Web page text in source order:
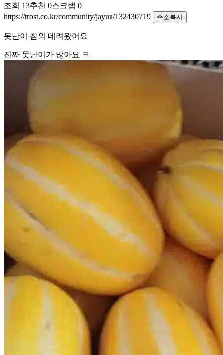
조회 13추천 0스크랩 0
https://trost.co.kr/community/jayuu/132430719
주소복사
못난이 참외 데려왔어요
진짜 못난이가 많아요 ㅋ